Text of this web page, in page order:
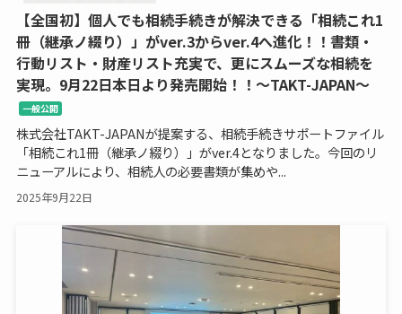
【全国初】個人でも相続手続きが解決できる「相続これ1
冊（継承ノ綴り）」がver.3からver.4へ進化！！書類・
行動リスト・財産リスト充実で、更にスムーズな相続を
実現。9月22日本日より発売開始！！～TAKT-JAPAN～
一般公開
株式会社TAKT-JAPANが提案する、相続手続きサポートファイル
「相続これ1冊（継承ノ綴り）」がver.4となりました。今回のリ
ニューアルにより、相続人の必要書類が集めや...
2025年9月22日